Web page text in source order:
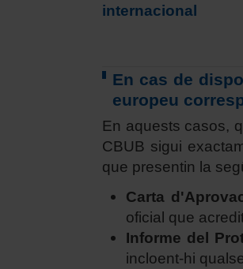
internacional
En cas de
europeu
En aquests casos,
CBUB sigui
que presentin la
Carta
oficial que
Informe del
incloent-hi